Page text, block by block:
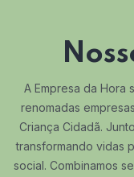
A Empresa da Hora
renomadas
Criança Cidadã.
transformando vidas
social. Combinamos